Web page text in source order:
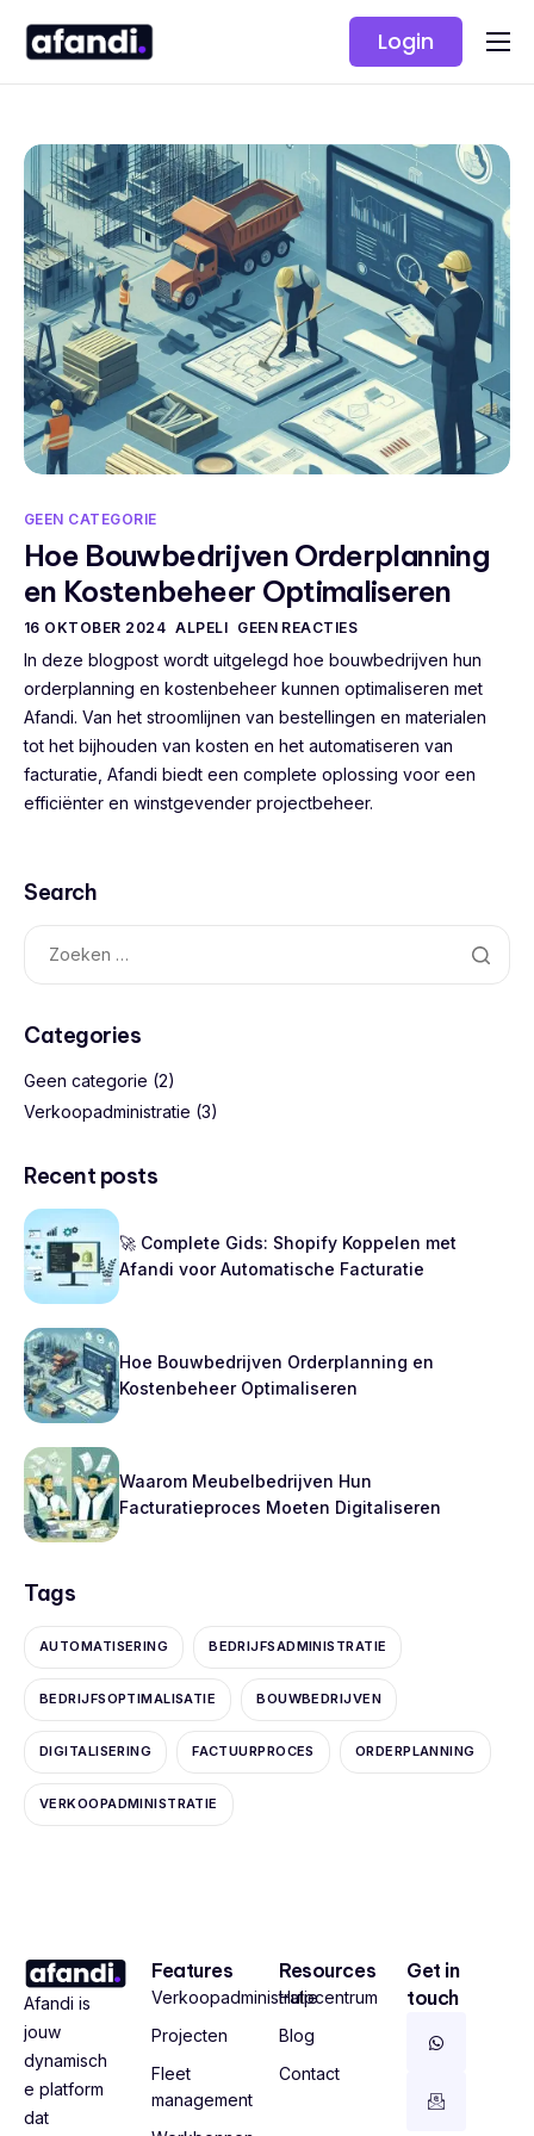
Oplossingen
Login
GEEN CATEGORIE
Hoe Bouwbedrijven Orderplanning
en Kostenbeheer Optimaliseren
16 OKTOBER 2024 ALPELI GEEN REACTIES
In deze blogpost wordt uitgelegd hoe bouwbedrijven hun
orderplanning en kostenbeheer kunnen optimaliseren met
Afandi. Van het stroomlijnen van bestellingen en materialen
tot het bijhouden van kosten en het automatiseren van
facturatie, Afandi biedt een complete oplossing voor een
efficiënter en winstgevender projectbeheer.
Search
Categories
Geen categorie (2)
Verkoopadministratie (3)
Recent posts
🚀 Complete Gids: Shopify Koppelen met
Afandi voor Automatische Facturatie
Hoe Bouwbedrijven Orderplanning en
Kostenbeheer Optimaliseren
Waarom Meubelbedrijven Hun
Facturatieproces Moeten Digitaliseren
Tags
AUTOMATISERING BEDRIJFSADMINISTRATIE
BEDRIJFSOPTIMALISATIE BOUWBEDRIJVEN
DIGITALISERING FACTUURPROCES ORDERPLANNING
VERKOOPADMINISTRATIE
Afandi is
jouw
dynamisch
e platform
dat
Features
Verkoopadministratie
Projecten
Fleet
management
Resources
Hulpcentrum
Blog
Contact
Get in
touch